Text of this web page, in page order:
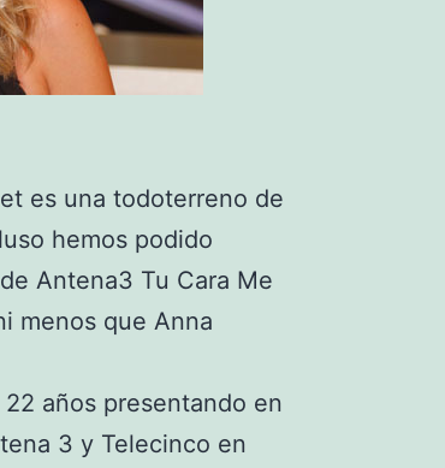
es una todoterreno de
hemos podido
Antena3 Tu Cara Me
menos que Anna
años presentando en
3 y Telecinco en